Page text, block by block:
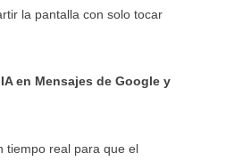
la pantalla con solo tocar
en Mensajes de Google y
tiempo real para que el